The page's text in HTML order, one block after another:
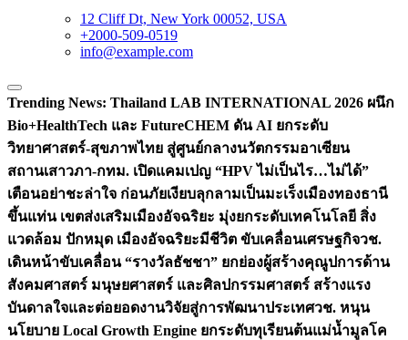
12 Cliff Dt, New York 00052, USA
+2000-509-0519
info@example.com
Trending News: Thailand LAB INTERNATIONAL 2026 ผนึก
Bio+HealthTech และ FutureCHEM ดัน AI ยกระดับ
วิทยาศาสตร์-สุขภาพไทย สู่ศูนย์กลางนวัตกรรมอาเซียน
สถานเสาวภา-กทม. เปิดแคมเปญ “HPV ไม่เป็นไร…ไม่ได้”
เตือนอย่าชะล่าใจ ก่อนภัยเงียบลุกลามเป็นมะเร็งเมืองทองธานี
ขึ้นแท่น เขตส่งเสริมเมืองอัจฉริยะ มุ่งยกระดับเทคโนโลยี สิ่ง
แวดล้อม ปักหมุด เมืองอัจฉริยะมีชีวิต ขับเคลื่อนเศรษฐกิจวช.
เดินหน้าขับเคลื่อน “รางวัลธัชชา” ยกย่องผู้สร้างคุณูปการด้าน
สังคมศาสตร์ มนุษยศาสตร์ และศิลปกรรมศาสตร์ สร้างแรง
บันดาลใจและต่อยอดงานวิจัยสู่การพัฒนาประเทศวช. หนุน
นโยบาย Local Growth Engine ยกระดับทุเรียนต้นแม่น้ำมูลโค